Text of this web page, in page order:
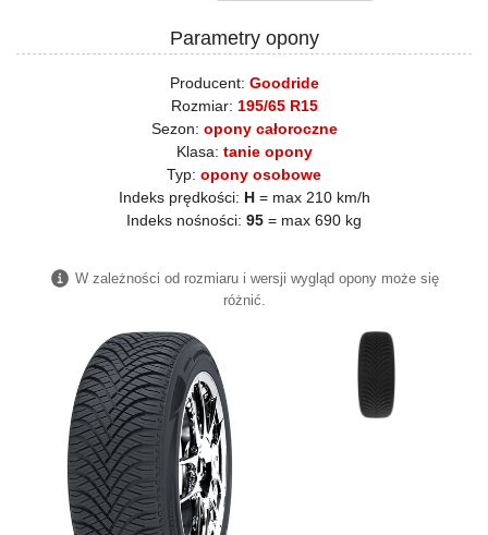
Parametry opony
Producent: Goodride
Rozmiar: 195/65 R15
Sezon: opony całoroczne
Klasa: tanie opony
Typ: opony osobowe
Indeks prędkości: H= max 210 km/h
Indeks nośności: 95 = max 690 kg
W zależności od rozmiaru i wersji wygląd opony może się
różnić.